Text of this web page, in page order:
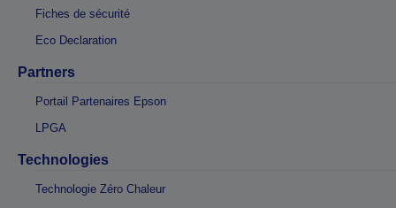
Fiches de sécurité
Eco Declaration
Partners
Portail Partenaires Epson
LPGA
Technologies
Technologie Zéro Chaleur